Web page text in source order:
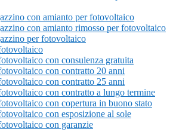
con amianto per fotovoltaico
con amianto rimosso per fotovoltaico
per fotovoltaico
con consulenza gratuita
con contratto 20 anni
con contratto 25 anni
con contratto a lungo termine
con copertura in buono stato
con esposizione al sole
con garanzie